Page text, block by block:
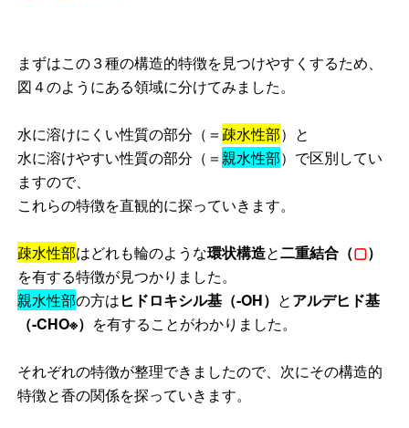
まずはこの３種の構造的特徴を見つけやすくするため、
図４のようにある領域に分けてみました。
水に溶けにくい性質の部分（＝ 疎水性部）と
水に溶けやすい性質の部分（＝親水性部）で区別してい
ますので、
これらの特徴を直観的に探っていきます。
疎水性部はどれも輪のような環状構造と二重結合（▢）
を有する特徴が見つかりました。
親水性部の方はヒドロキシル基（-OH） とアルデヒド基
（-CHO※） を有することがわかりました。
それぞれの特徴が整理できましたので、次にその構造的
特徴と香の関係を探っていきます。